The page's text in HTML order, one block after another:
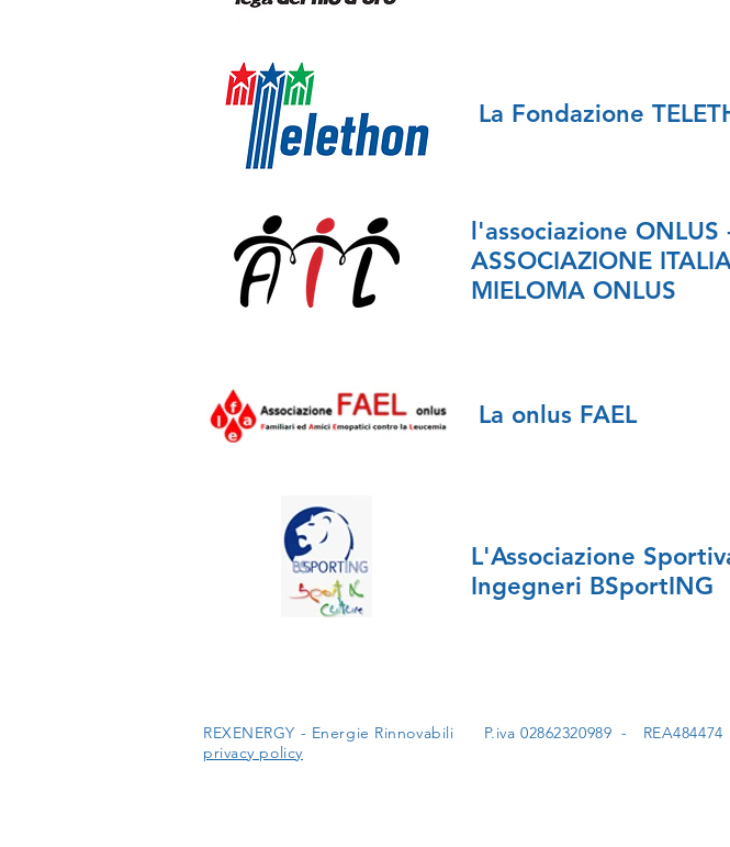
La Fondazione
l'associazione ONLUS
ASSOCIAZIONE
MIELOMA ONLUS
La onlus FAEL
L'Associazione
Ingegneri BSportING
REXENERGY - Energie Rinnovabili P.iva 02862320989 - REA484474
privacy policy